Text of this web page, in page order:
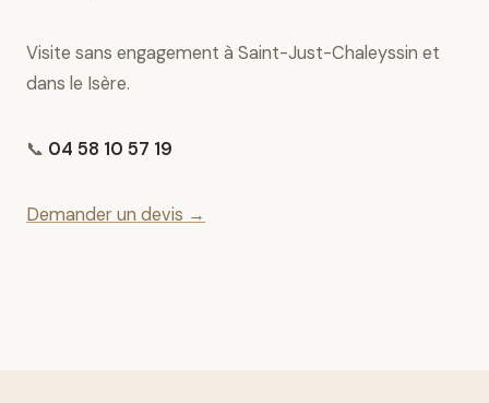
Visite sans engagement à Saint-Just-Chaleyssin et
dans le Isère.
📞 04 58 10 57 19
Demander un devis →